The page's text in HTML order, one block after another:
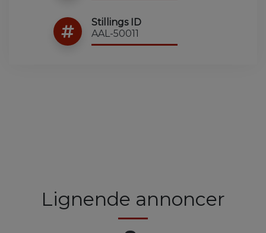
Stillings ID
AAL-50011
Lignende annoncer